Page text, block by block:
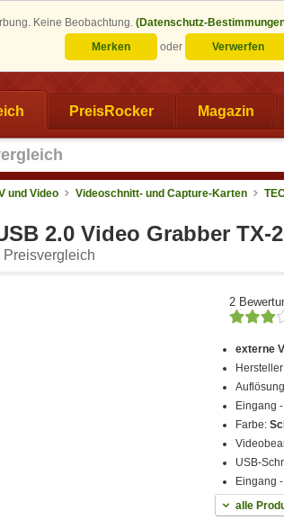
Keine Beobachtung. (Datenschutz-
Merken
oder Verwerfen
PreisRocker Magazin
und Video Videoschnitt- und Capture-Karten
2.0 Video Grabber TX-
2
externe
Eingang
Farbe:
USB-
Eingang
alle